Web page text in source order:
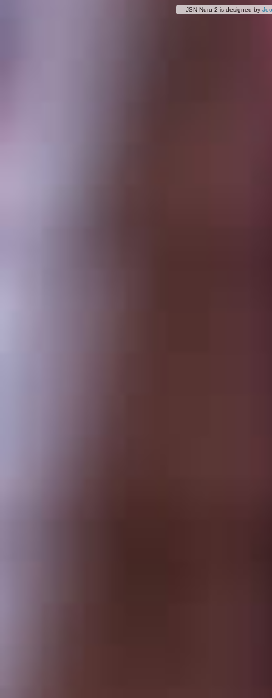
JSN Nuru 2 is designed by